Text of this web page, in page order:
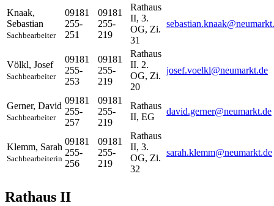
Knaak,
Sebastian
Sachbearbeiter
09181
255-
251
09181
255-
219
Rathaus
II, 3.
OG, Zi.
31
Völkl, Josef
Sachbearbeiter
09181
255-
253
09181
255-
219
Rathaus
II. 2.
OG, Zi.
20
josef.voelkl@neumarkt.de
Gerner, David
Sachbearbeiter
09181
255-
257
09181
255-
219
Rathaus
II, EG
david.gerner@neumarkt.de
Klemm, Sarah
Sachbearbeiterin
09181
255-
256
09181
255-
219
Rathaus
II, 3.
OG, Zi.
32
sarah.klemm@neumarkt.de
Rathaus II